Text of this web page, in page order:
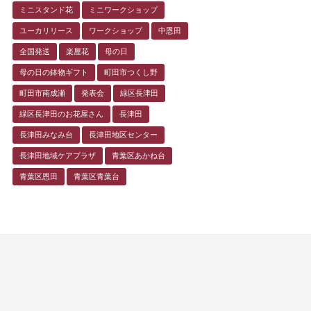
ミニスタンド花 ミニワークショップ
ユーカリリース ワークショップ 中恩田
全国発送 楽屋花 母の日
母の日の鉢物ギフト 町田市つくし野
町田市南成瀬 発表会 緑区長津田
緑区長津田のお花屋さん 長津田
長津田みなみ台 長津田地区センター
長津田地域ケアプラザ 青葉区あかね台
青葉区恩田 青葉区青葉台